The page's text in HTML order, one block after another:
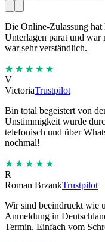
Die Online-Zulassung
Unterlagen parat und
war sehr verständlich.
★★★★★
V
VictoriaTrustpilot
Bin total begeistert von
Unstimmigkeit wurde
telefonisch und über
nochmal!
★★★★★
R
Roman BrzankTrustpilot
Wir sind beeindruckt wie
Anmeldung in
Termin. Einfach vom